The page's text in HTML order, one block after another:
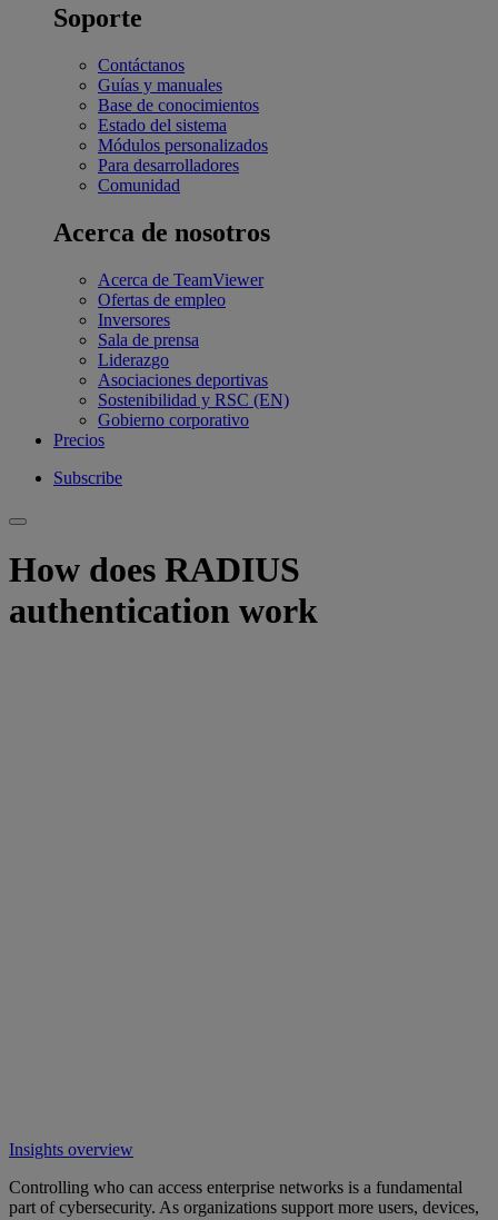
Soporte
Contáctanos
Guías y manuales
Base de conocimientos
Estado del sistema
Módulos personalizados
Para desarrolladores
Comunidad
Acerca de nosotros
Acerca de TeamViewer
Ofertas de empleo
Inversores
Sala de prensa
Liderazgo
Asociaciones deportivas
Sostenibilidad y RSC (EN)
Gobierno corporativo
Precios
Subscribe
How does RADIUS
authentication work
Insights overview
Controlling who can access enterprise networks is a fundamental
part of cybersecurity. As organizations support more users, devices,